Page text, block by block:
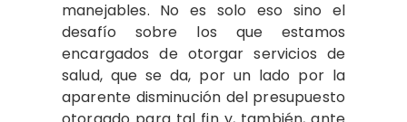
manejables. No es solo eso sino el
desafío sobre los que estamos
encargados de otorgar servicios de
salud, que se da, por un lado por la
aparente disminución del presupuesto